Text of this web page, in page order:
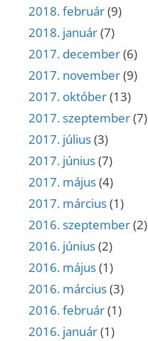
2018. február(9)
2018. január(7)
2017. december(6)
2017. november(9)
2017. október(13)
2017. szeptember(7)
2017. július(3)
2017. június(7)
2017. május(4)
2017. március(1)
2016. szeptember(2)
2016. június(2)
2016. május(1)
2016. március(3)
2016. február(1)
2016. január(1)